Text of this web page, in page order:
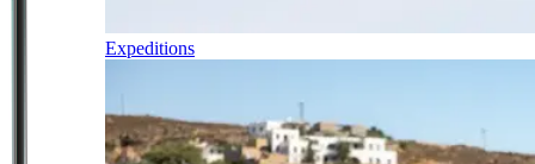
Expeditions